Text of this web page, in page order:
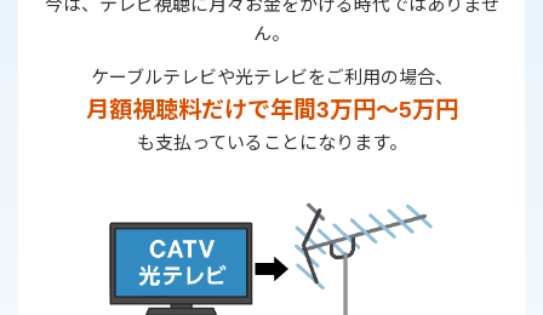
ん。
ケーブルテレビや光テレビをご利用の場合、
月額視聴料だけで年間3万円〜5万円
も支払っていることになります。
➡